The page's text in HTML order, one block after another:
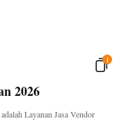
1
2026
Layanan Jasa Vendor